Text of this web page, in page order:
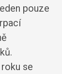
pouze
se